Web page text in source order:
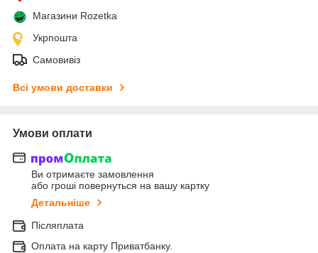
Магазини Rozetka
Укрпошта
Самовивіз
Всі умови доставки
Умови оплати
Ви отримаєте замовлення
або гроші повернуться на вашу картку
Детальніше
Післяплата
Оплата на карту Приватбанку.